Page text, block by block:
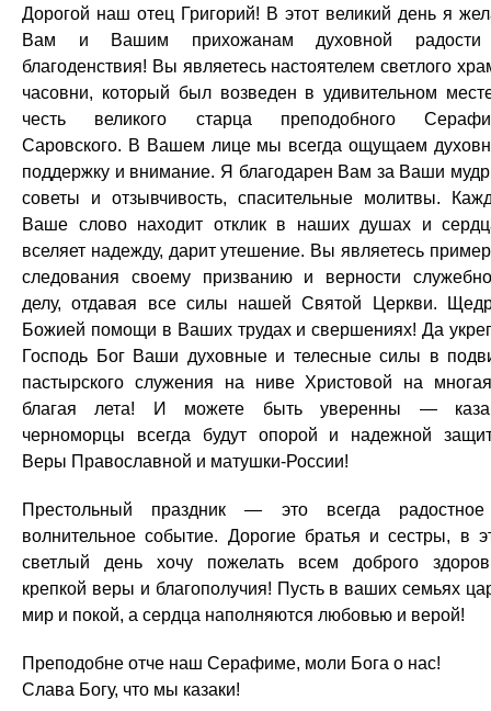
Дорогой наш отец Григорий! В этот великий день я
Вам и Вашим прихожанам духовной
благоденствия! Вы являетесь настоятелем светлого
часовни, который был возведен в удивительном
честь великого старца преподобного
Саровского. В Вашем лице мы всегда ощущаем
поддержку и внимание. Я благодарен Вам за Ваши
советы и отзывчивость, спасительные молитвы.
Ваше слово находит отклик в наших душах и
вселяет надежду, дарит утешение. Вы являетесь
следования своему призванию и верности
делу, отдавая все силы нашей Святой Церкви.
Божией помощи в Ваших трудах и свершениях! Да
Господь Бог Ваши духовные и телесные силы в
пастырского служения на ниве Христовой на
благая лета! И можете быть уверенны —
черноморцы всегда будут опорой и надежной
Веры Православной и матушки-России!
Престольный праздник — это всегда
волнительное событие. Дорогие братья и сестры, в
светлый день хочу пожелать всем доброго
крепкой веры и благополучия! Пусть в ваших семьях
мир и покой, а сердца наполняются любовью и верой!
Преподобне отче наш Серафиме, моли Бога о нас!
Слава Богу, что мы казаки!